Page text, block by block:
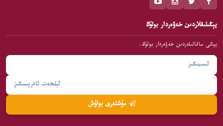
يېڭىلىقلاردىن خەۋەردار بولۇڭ
يېڭى ماقالىلەردىن خەۋەردار بولۇڭ.